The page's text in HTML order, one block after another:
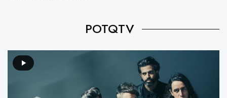
POTQTV